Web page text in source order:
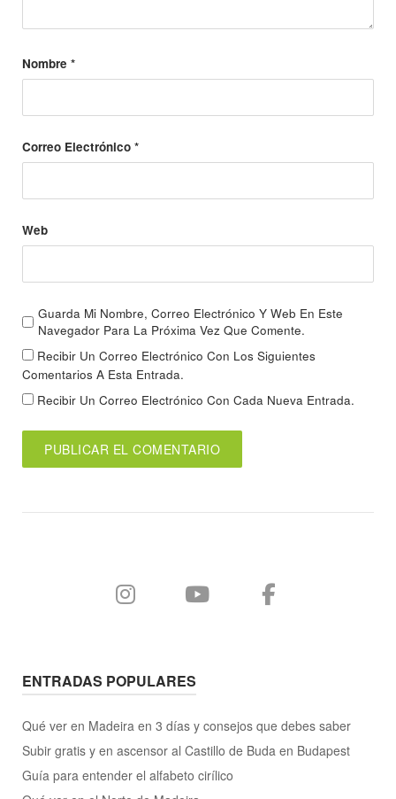
Nombre *
Correo Electrónico *
Web
Guarda Mi Nombre, Correo Electrónico Y Web En Este
Navegador Para La Próxima Vez Que Comente.
Recibir Un Correo Electrónico Con Los Siguientes
Comentarios A Esta Entrada.
Recibir Un Correo Electrónico Con Cada Nueva Entrada.
ENTRADAS POPULARES
Qué ver en Madeira en 3 días y consejos que debes saber
Subir gratis y en ascensor al Castillo de Buda en Budapest
Guía para entender el alfabeto cirílico